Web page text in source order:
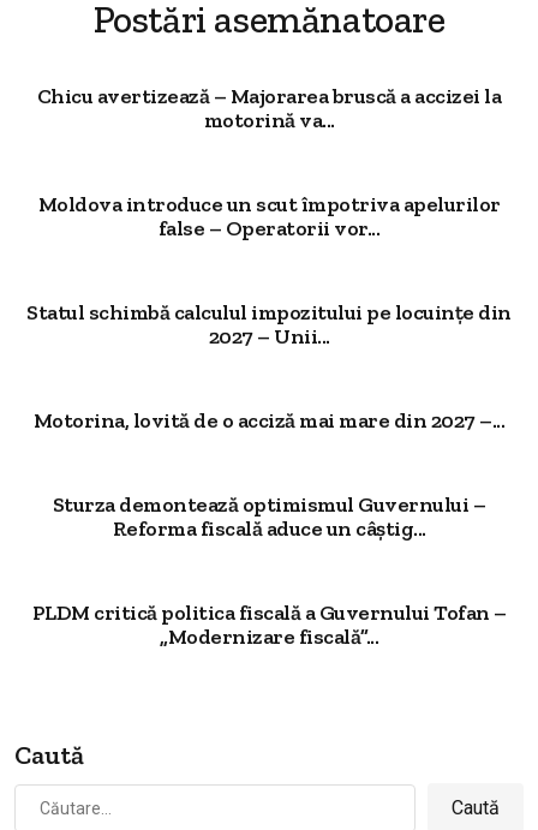
Postări asemănatoare
Chicu avertizează – Majorarea bruscă a accizei la
motorină va...
Moldova introduce un scut împotriva apelurilor
false – Operatorii vor...
Statul schimbă calculul impozitului pe locuințe din
2027 – Unii...
Motorina, lovită de o acciză mai mare din 2027 –...
Sturza demontează optimismul Guvernului –
Reforma fiscală aduce un câștig...
PLDM critică politica fiscală a Guvernului Tofan –
„Modernizare fiscală”...
Caută
Caută
după: